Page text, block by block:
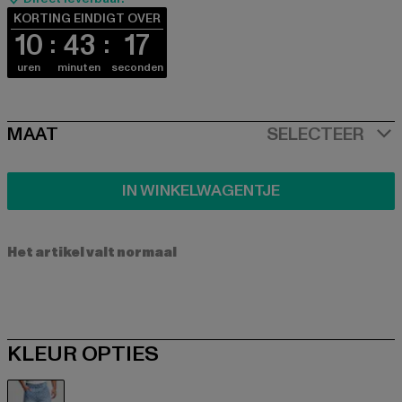
KORTING EINDIGT OVER
10
uren
43
minuten
17
seconden
SIZE
MAAT SELECTEER
IN WINKELWAGENTJE
Het artikel valt normaal
KLEUR OPTIES